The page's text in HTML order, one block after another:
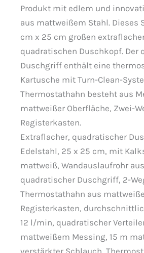
Produkt mit edlem und
aus mattweißem Stahl. Dieses
cm x 25 cm großen
quadratischen Duschkopf. Der
Duschgriff enthält eine
Kartusche mit Turn-Clean-
Thermostathahn besteht aus
mattweißer Oberfläche, Zwei-
Registerkasten.
Extraflacher, quadratischer
Edelstahl, 25 x 25 cm, mit
mattweiß, Wandauslaufrohr
quadratischer Duschgriff, 2-
Thermostathahn aus
Registerkasten,
12 l/min, quadratischer
mattweißem Messing, 15 m